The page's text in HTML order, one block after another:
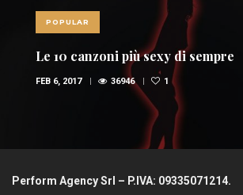
POPULAR
Le 10 canzoni più sexy di sempre
FEB 6, 2017 36946 1
Perform Agency Srl – P.IVA: 09335071214.